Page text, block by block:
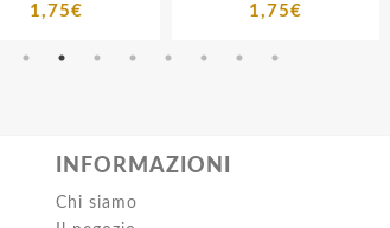
1,75€ 1,75€
INFORMAZIONI
Chi siamo